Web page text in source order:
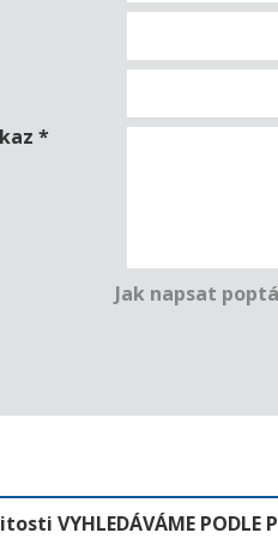
*
Jak napsat
VYHLEDÁVÁME PODLE